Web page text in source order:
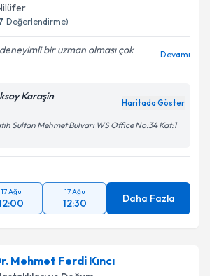
Değerlendirme)
bir uzman olması çok
Devamı
Karaşin
Haritada Göster
Sultan Mehmet Bulvarı WS Office No:34 Kat:1
17 Ağu 17 Ağu
12:30 Daha Fazla
Mehmet Ferdi Kıncı